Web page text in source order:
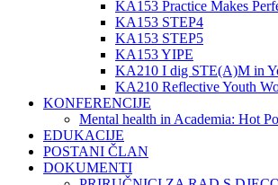
KA153 Practice Makes
KA153 STEP4
KA153 STEP5
KA153 YIPE
KA210 I dig STE(A)M in
KA210 Reflective Youth
KONFERENCIJE
Mental health in Academia: Hot
EDUKACIJE
POSTANI ČLAN
DOKUMENTI